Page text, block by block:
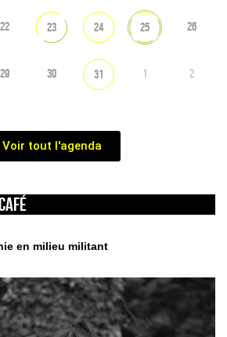
22 23 24 25 26
29 30 31 1 2
Voir tout l'agenda
en milieu militant